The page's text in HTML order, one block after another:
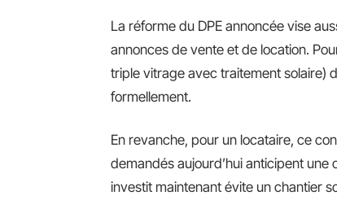
La réforme du DPE annoncée vise
annonces de vente et de location.
triple vitrage avec traitement solaire)
formellement.
En revanche, pour un locataire, ce
demandés aujourd’hui anticipent
investit maintenant évite un chantier